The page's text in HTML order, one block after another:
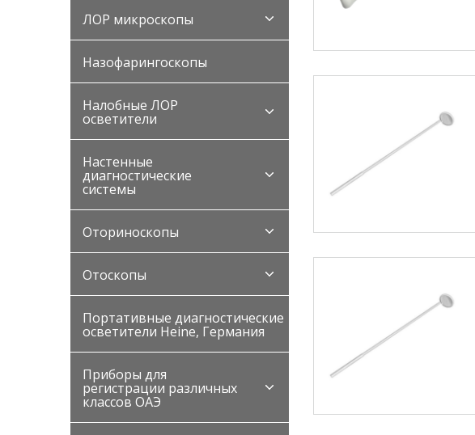
ЛОР микроскопы
Назофарингоскопы
Налобные ЛОР
осветители
Настенные
диагностические
системы
Оториноскопы
Отоскопы
Портативные диагностические
осветители Heine, Германия
Приборы для
регистрации различных
классов ОАЭ